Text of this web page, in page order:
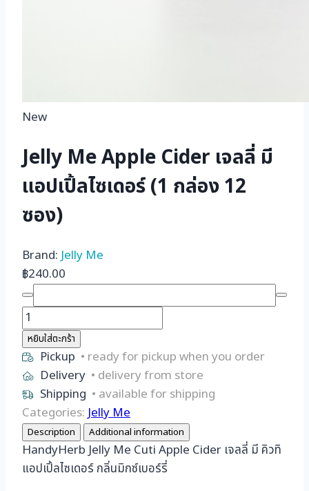
New
Jelly Me Apple Cider เจลลี่ มี
แอปเปิ้ลไซเดอร์ (1 กล่อง 12
ซอง)
Brand: Jelly Me
฿240.00
จำนวน
Jelly
Me
Apple
Cider
เจ
ลลี่
มี
แอ
หยิบใส่ตะกร้า
Pickup • ready for pickup when you order
Delivery • delivery from store
Shipping • available for shipping
Categories: Jelly Me
Description Additional information
HandyHerb Jelly Me Cuti Apple Cider เจลลี่ มี คิวทิ
แอปเปิ้ลไซเดอร์ กลิ่นมิกซ์เบอร์รี่